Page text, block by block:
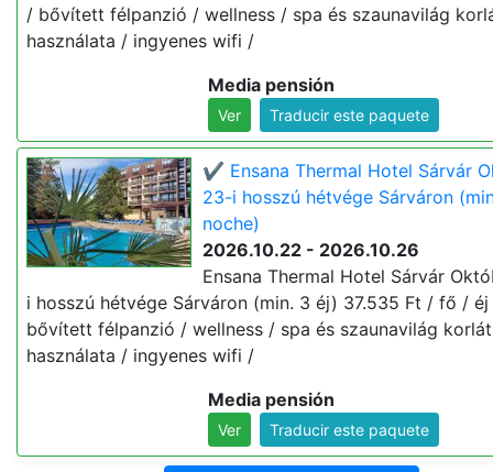
/ bővített félpanzió / wellness / spa és szaunavilág
használata / ingyenes wifi /
Media pensión
Ver Traducir este paquete
✔️ Ensana Thermal Hotel Sárvár
23-i hosszú hétvége Sárváron
noche)
2026.10.22 - 2026.10.26
Ensana Thermal Hotel Sárvár
i hosszú hétvége Sárváron (min. 3 éj) 37.535 Ft / fő /
bővített félpanzió / wellness / spa és szaunavilág
használata / ingyenes wifi /
Media pensión
Ver Traducir este paquete